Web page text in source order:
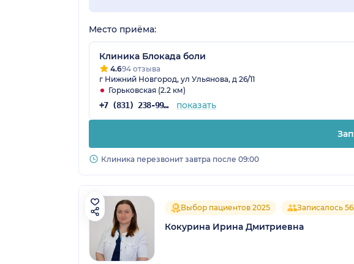
Место приёма:
Клиника Блокада боли
4.694 отзыва
г Нижний Новгород, ул Ульянова, д 26/11
Горьковская (2.2 км)
+7 (831) 238-99-14 показать
Клиника перезвонит завтра после 09:00
Выбор пациентов 2025 Записалось
Кокурина Ирина Дмитриевна